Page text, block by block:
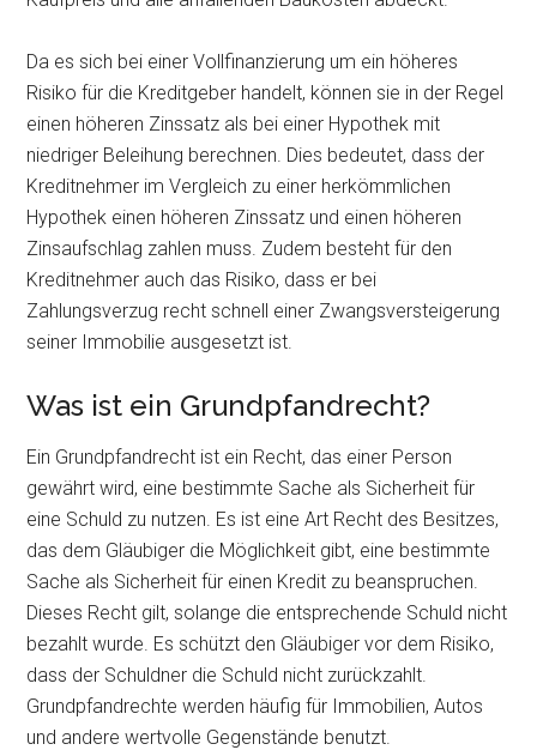
Da es sich bei einer Vollfinanzierung um ein höheres
Risiko für die Kreditgeber handelt, können sie in der Regel
einen höheren Zinssatz als bei einer Hypothek mit
niedriger Beleihung berechnen. Dies bedeutet, dass der
Kreditnehmer im Vergleich zu einer herkömmlichen
Hypothek einen höheren Zinssatz und einen höheren
Zinsaufschlag zahlen muss. Zudem besteht für den
Kreditnehmer auch das Risiko, dass er bei
Zahlungsverzug recht schnell einer Zwangsversteigerung
seiner Immobilie ausgesetzt ist.
Was ist ein Grundpfandrecht?
Ein Grundpfandrecht ist ein Recht, das einer Person
gewährt wird, eine bestimmte Sache als Sicherheit für
eine Schuld zu nutzen. Es ist eine Art Recht des Besitzes,
das dem Gläubiger die Möglichkeit gibt, eine bestimmte
Sache als Sicherheit für einen Kredit zu beanspruchen.
Dieses Recht gilt, solange die entsprechende Schuld nicht
bezahlt wurde. Es schützt den Gläubiger vor dem Risiko,
dass der Schuldner die Schuld nicht zurückzahlt.
Grundpfandrechte werden häufig für Immobilien, Autos
und andere wertvolle Gegenstände benutzt.